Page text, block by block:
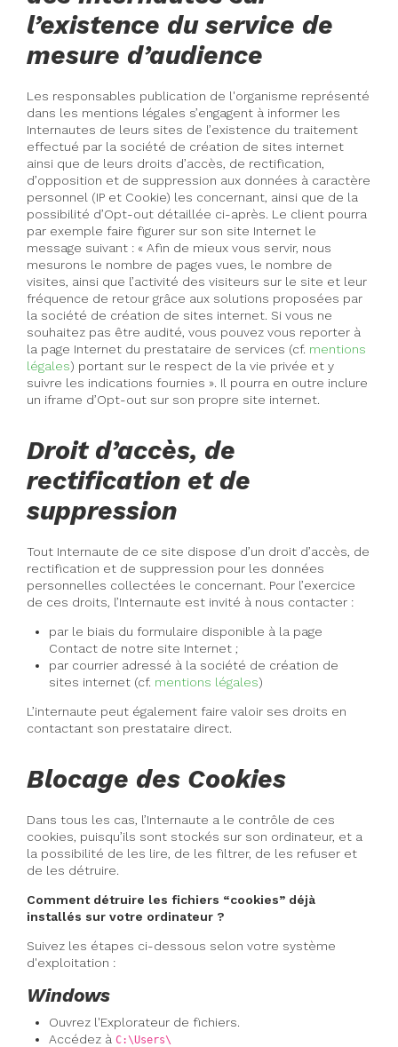
l’existence du service de
mesure d’audience
Les responsables publication de l'organisme représenté
dans les mentions légales s’engagent à informer les
Internautes de leurs sites de l’existence du traitement
effectué par la société de création de sites internet
ainsi que de leurs droits d’accès, de rectification,
d’opposition et de suppression aux données à caractère
personnel (IP et Cookie) les concernant, ainsi que de la
possibilité d’Opt-out détaillée ci-après. Le client pourra
par exemple faire figurer sur son site Internet le
message suivant : « Afin de mieux vous servir, nous
mesurons le nombre de pages vues, le nombre de
visites, ainsi que l’activité des visiteurs sur le site et leur
fréquence de retour grâce aux solutions proposées par
la société de création de sites internet. Si vous ne
souhaitez pas être audité, vous pouvez vous reporter à
la page Internet du prestataire de services (cf. mentions
légales) portant sur le respect de la vie privée et y
suivre les indications fournies ». Il pourra en outre inclure
un iframe d’Opt-out sur son propre site internet.
Droit d’accès, de
rectification et de
suppression
Tout Internaute de ce site dispose d’un droit d’accès, de
rectification et de suppression pour les données
personnelles collectées le concernant. Pour l’exercice
de ces droits, l’Internaute est invité à nous contacter :
par le biais du formulaire disponible à la page
Contact de notre site Internet ;
par courrier adressé à la société de création de
sites internet (cf. mentions légales)
L’internaute peut également faire valoir ses droits en
contactant son prestataire direct.
Blocage des Cookies
Dans tous les cas, l’Internaute a le contrôle de ces
cookies, puisqu’ils sont stockés sur son ordinateur, et a
la possibilité de les lire, de les filtrer, de les refuser et
de les détruire.
Comment détruire les fichiers “cookies” déjà
installés sur votre ordinateur ?
Suivez les étapes ci-dessous selon votre système
d'exploitation :
Windows
Ouvrez l'Explorateur de fichiers.
Accédez àC:\Users\